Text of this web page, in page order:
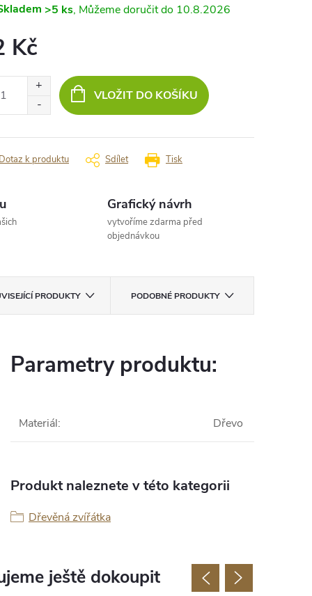
>5 ks 10.8.2026
Kč
VLOŽIT DO KOŠÍKU
Tisk
Dotaz k produktu Sdílet
Grafický návrh
vytvoříme zdarma před
objednávkou
PRODUKTY PODOBNÉ PRODUKTY
Parametry produktu:
Materiál: Dřevo
Produkt naleznete v této kategorii
Dřevěná zvířátka
ještě dokoupit